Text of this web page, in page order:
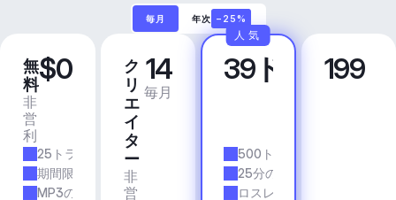
毎月 年次 −25%
無
料
非
営
利
$0
25トラック/月
期間限定
MP3の品質
ク
リ
エ
イ
タ
ー
非
営
14
毎月
プ
ロ
39ドル
500トラック/月
25分の所要時間
ロスレス品質
人気
ビ
ジ
199